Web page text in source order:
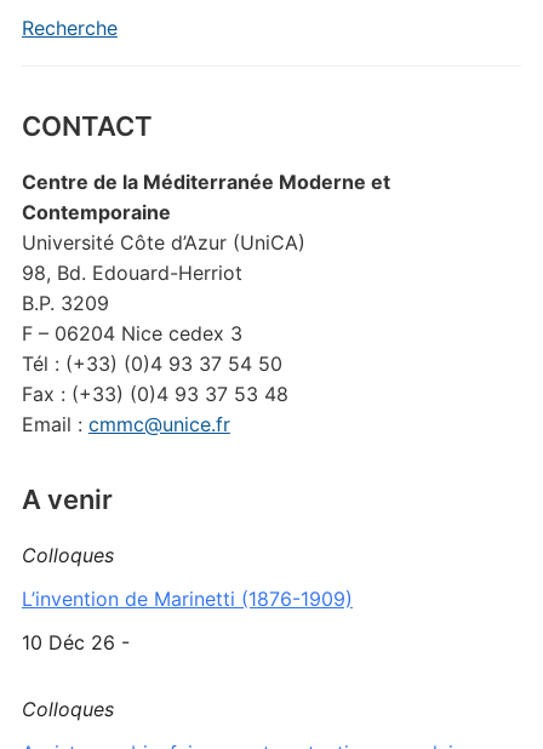
Recherche
CONTACT
Centre de la Méditerranée Moderne et
Contemporaine
Université Côte d’Azur (UniCA)
98, Bd. Edouard-Herriot
B.P. 3209
F – 06204 Nice cedex 3
Tél : (+33) (0)4 93 37 54 50
Fax : (+33) (0)4 93 37 53 48
Email : cmmc@unice.fr
A venir
Colloques
L’invention de Marinetti (1876-1909)
10 Déc 26 -
Colloques